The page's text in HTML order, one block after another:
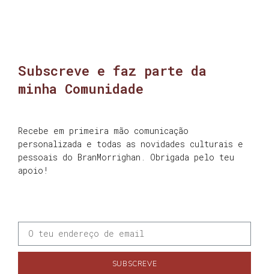
Subscreve e faz parte da
minha Comunidade
Recebe em primeira mão comunicação
personalizada e todas as novidades culturais e
pessoais do BranMorrighan. Obrigada pelo teu
apoio!
SUBSCREVE